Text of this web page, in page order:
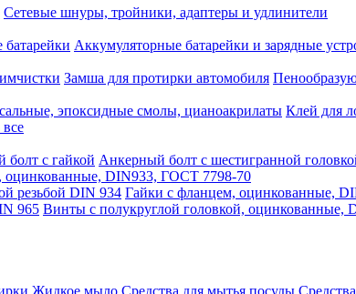
Сетевые шнуры, тройники, адаптеры и удлинители
Аккумуляторные батарейки и зарядные
Замша для протирки автомобиля
эпоксидные смолы, цианоакрилаты Клей для
все
болт с гайкой Анкерный болт с шестигранной
оцинкованные, DIN933, ГОСТ 7798-70
резьбой DIN 934 Гайки с фланцем, оцинкованные,
965 Винты с полукруглой головкой, оцинкованные,
Жидкое мыло Средства для мытья посуды